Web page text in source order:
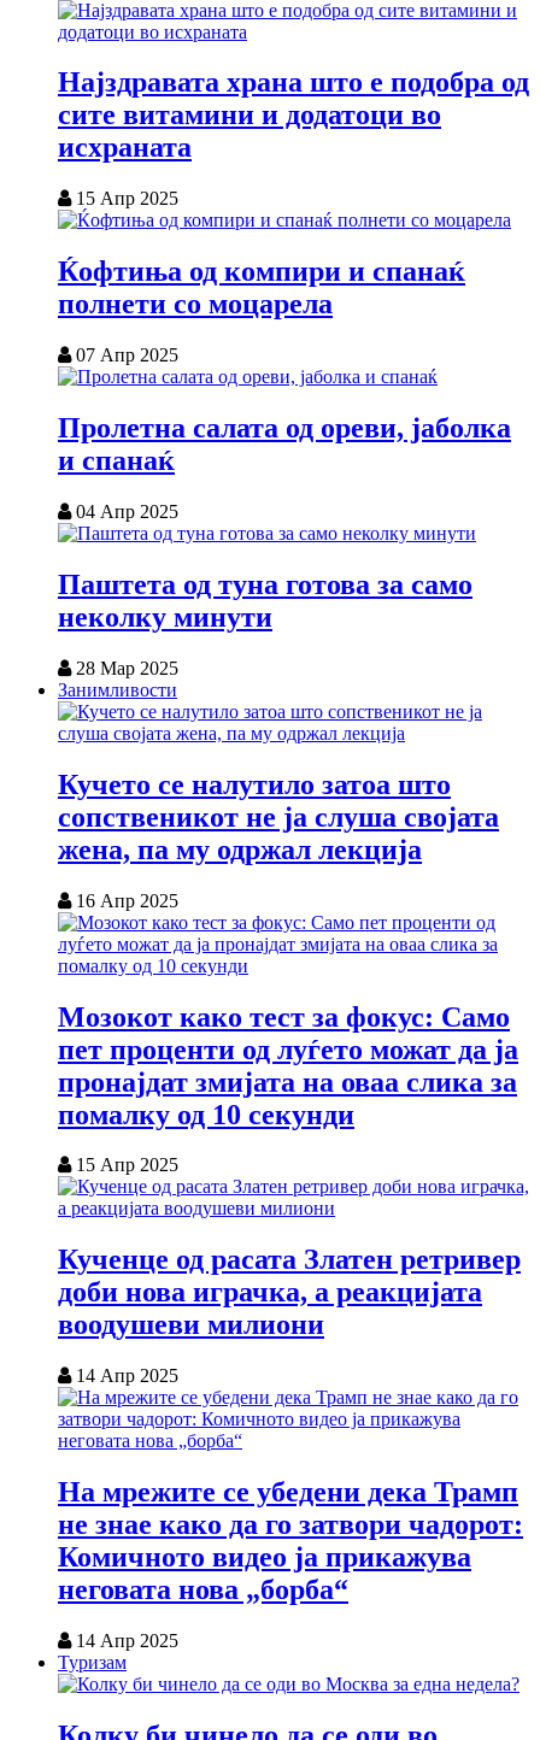
Најздравата храна што е подобра од
сите витамини и додатоци во
исхраната
15 Апр 2025
Ќофтиња од компири и спанаќ
полнети со моцарела
07 Апр 2025
Пролетна салата од ореви, јаболка
и спанаќ
04 Апр 2025
Паштета од туна готова за само
неколку минути
28 Мар 2025
Занимливости
Кучето се налутило затоа што
сопственикот не ја слуша својата
жена, па му одржал лекција
16 Апр 2025
Мозокот како тест за фокус: Само
пет проценти од луѓето можат да ја
пронајдат змијата на оваа слика за
помалку од 10 секунди
15 Апр 2025
Кученце од расата Златен ретривер
доби нова играчка, а реакцијата
воодушеви милиони
14 Апр 2025
На мрежите се убедени дека Трамп
не знае како да го затвори чадорот:
Комичното видео ја прикажува
неговата нова „борба“
14 Апр 2025
Туризам